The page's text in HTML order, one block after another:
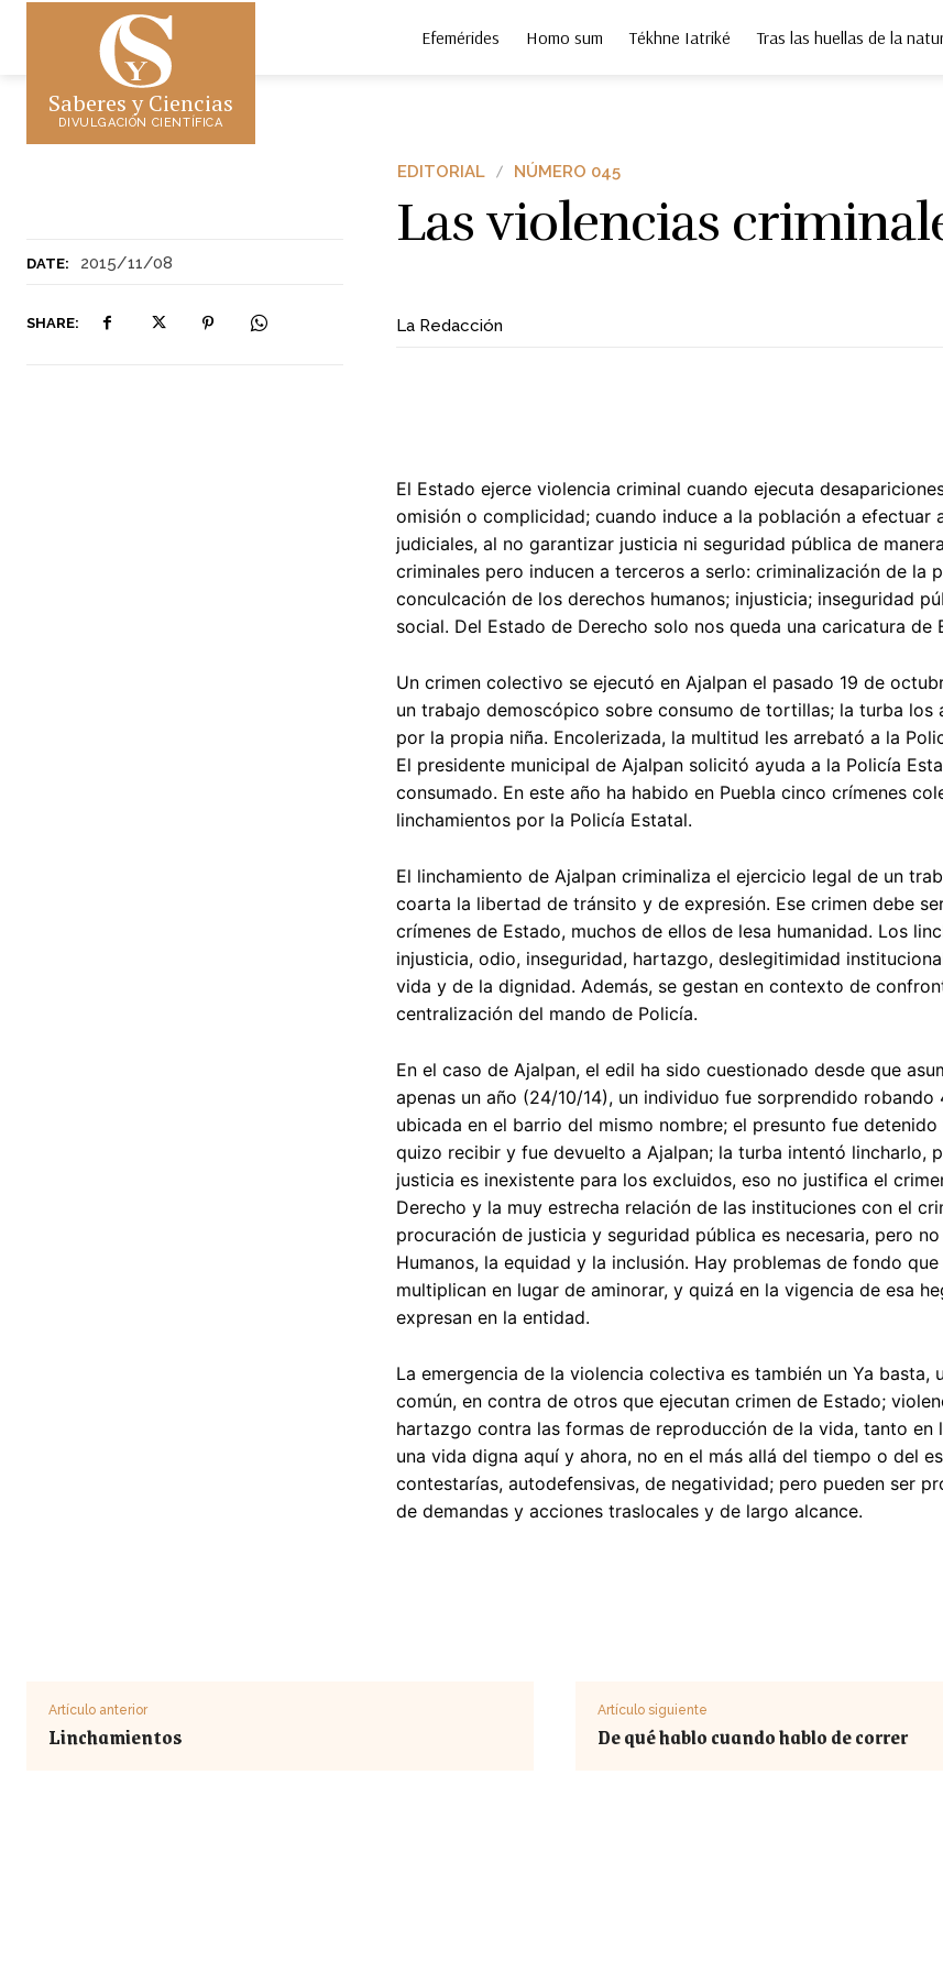
Saberes y Ciencias
DIVULGACIÓN CIENTÍFICA
Efemérides Homo sum Tékhne Iatriké Tras las huellas de la
DATE: 2015/11/08
SHARE:
EDITORIAL NÚMERO 045
Las violencias
La Redacción
El Estado ejerce violencia criminal cuando ejecuta
omisión o complicidad; cuando induce a la población a
judiciales, al no garantizar justicia ni seguridad pública de
criminales pero inducen a terceros a serlo: criminalización de la
conculcación de los derechos humanos; injusticia; inseguridad
social. Del Estado de Derecho solo nos queda una caricatura
Un crimen colectivo se ejecutó en Ajalpan el pasado 19 de
un trabajo demoscópico sobre consumo de tortillas; la turba
por la propia niña. Encolerizada, la multitud les arrebató a la
El presidente municipal de Ajalpan solicitó ayuda a la Policía
consumado. En este año ha habido en Puebla cinco crímenes
linchamientos por la Policía Estatal.
El linchamiento de Ajalpan criminaliza el ejercicio legal de un
coarta la libertad de tránsito y de expresión. Ese crimen debe
crímenes de Estado, muchos de ellos de lesa humanidad. Los
injusticia, odio, inseguridad, hartazgo, deslegitimidad
vida y de la dignidad. Además, se gestan en contexto de
centralización del mando de Policía.
En el caso de Ajalpan, el edil ha sido cuestionado desde que
apenas un año (24/10/14), un individuo fue sorprendido
ubicada en el barrio del mismo nombre; el presunto fue
quizo recibir y fue devuelto a Ajalpan; la turba intentó
justicia es inexistente para los excluidos, eso no justifica el
Derecho y la muy estrecha relación de las instituciones con el
procuración de justicia y seguridad pública es necesaria, pero
Humanos, la equidad y la inclusión. Hay problemas de fondo
multiplican en lugar de aminorar, y quizá en la vigencia de esa
expresan en la entidad.
La emergencia de la violencia colectiva es también un Ya
común, en contra de otros que ejecutan crimen de Estado;
hartazgo contra las formas de reproducción de la vida, tanto
una vida digna aquí y ahora, no en el más allá del tiempo o del
contestarías, autodefensivas, de negatividad; pero pueden ser
de demandas y acciones traslocales y de largo alcance.
Artículo anterior
Linchamientos
Artículo siguiente
De qué hablo cuando hablo de correr